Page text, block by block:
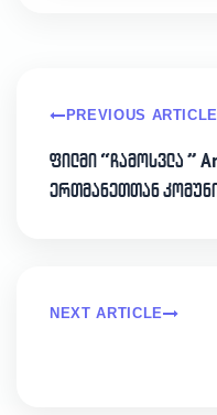
PREVIOUS ARTICLE
ფილმი “ჩამოსვლა ”
ერთმანეთთან
NEXT ARTICLE